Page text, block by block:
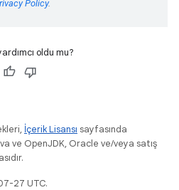
oldu mu?
İçerik Lisansı sayfasında
ve OpenJDK, Oracle ve/veya satış
27 UTC.